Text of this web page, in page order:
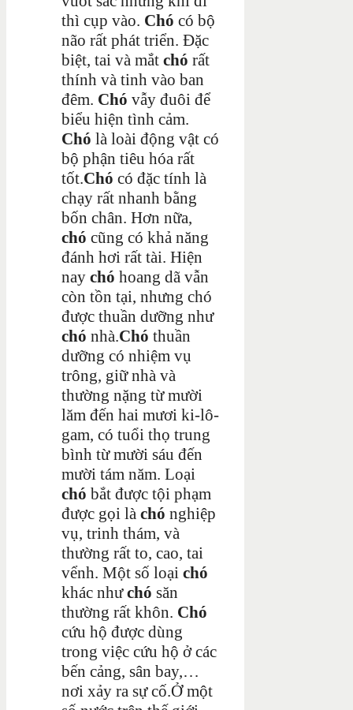
thì cụp vào. Chó có bộ
não rất phát triển. Đặc
biệt, tai và mắt chó rất
thính và tinh vào ban
đêm. Chó vẫy đuôi để
biểu hiện tình cảm.
Chó là loài động vật có
bộ phận tiêu hóa rất
tốt.Chó có đặc tính là
chạy rất nhanh bằng
bốn chân. Hơn nữa,
chó cũng có khả năng
đánh hơi rất tài. Hiện
nay chó hoang dã vẫn
còn tồn tại, nhưng chó
được thuần dưỡng như
chó nhà.Chó thuần
dưỡng có nhiệm vụ
trông, giữ nhà và
thường nặng từ mười
lăm đến hai mươi ki-lô-
gam, có tuổi thọ trung
bình từ mười sáu đến
mười tám năm. Loại
chó bắt được tội phạm
được gọi là chó nghiệp
vụ, trinh thám, và
thường rất to, cao, tai
vểnh. Một số loại chó
khác nhưchó săn
thường rất khôn. Chó
cứu hộ được dùng
trong việc cứu hộ ở các
bến cảng, sân bay,…
nơi xảy ra sự cố.Ở một